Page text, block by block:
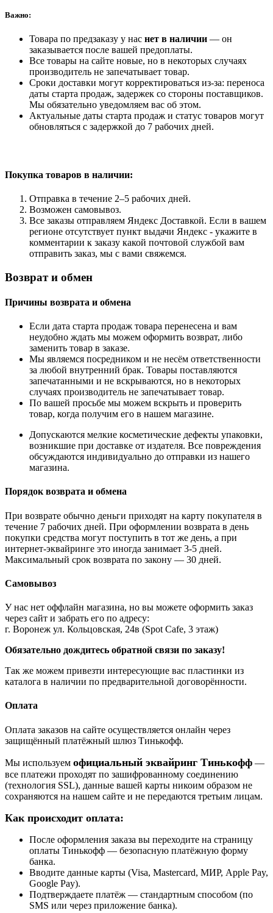
Важно:
Товара по предзаказу у нас нет в наличии — он
заказывается после вашей предоплаты.
Все товары на сайте новые, но в некоторых случаях
производитель не запечатывает товар.
Сроки доставки могут корректироваться из-за: переноса
даты старта продаж, задержек со стороны поставщиков.
Мы обязательно уведомляем вас об этом.
Актуальные даты старта продаж и статус товаров могут
обновляться с задержкой до 7 рабочих дней.
Покупка товаров в наличии:
Отправка в течение 2–5 рабочих дней.
Возможен самовывоз.
Все заказы отправляем Яндекс Доставкой. Если в вашем
регионе отсутствует пункт выдачи Яндекс - укажите в
комментарии к заказу какой почтовой службой вам
отправить заказ, мы с вами свяжемся.
Возврат и обмен
Причины возврата и обмена
Если дата старта продаж товара перенесена и вам
неудобно ждать мы можем оформить возврат, либо
заменить товар в заказе.
Мы являемся посредником и не несём ответственности
за любой внутренний брак. Товары поставляются
запечатанными и не вскрываются, но в некоторых
случаях производитель не запечатывает товар.
По вашей просьбе мы можем вскрыть и проверить
товар, когда получим его в нашем магазине.
Допускаются мелкие косметические дефекты упаковки,
возникшие при доставке от издателя. Все повреждения
обсуждаются индивидуально до отправки из нашего
магазина.
Порядок возврата и обмена
При возврате обычно деньги приходят на карту покупателя в
течение 7 рабочих дней. При оформлении возврата в день
покупки средства могут поступить в тот же день, а при
интернет-эквайринге это иногда занимает 3-5 дней.
Максимальный срок возврата по закону — 30 дней.
Самовывоз
У нас нет оффлайн магазина, но вы можете оформить заказ
через сайт и забрать его по адресу:
г. Воронеж ул. Кольцовская, 24в (Spot Cafe, 3 этаж)
Обязательно дождитесь обратной связи по заказу!
Так же можем привезти интересующие вас пластинки из
каталога в наличии по предварительной договорённости.
Оплата
Оплата заказов на сайте осуществляется онлайн через
защищённый платёжный шлюз Тинькофф.
Мы используем официальный эквайринг Тинькофф —
все платежи проходят по зашифрованному соединению
(технология SSL), данные вашей карты никоим образом не
сохраняются на нашем сайте и не передаются третьим лицам.
Как происходит оплата:
После оформления заказа вы переходите на страницу
оплаты Тинькофф — безопасную платёжную форму
банка.
Вводите данные карты (Visa, Mastercard, МИР, Apple Pay,
Google Pay).
Подтверждаете платёж — стандартным способом (по
SMS или через приложение банка).